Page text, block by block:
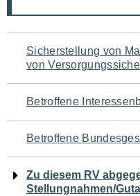
Navigation
für
den
Seiteninhalt
Sicherstellung von
von
Betroffene
Betroffene
Zu diesem RV
Stellungnahmen/